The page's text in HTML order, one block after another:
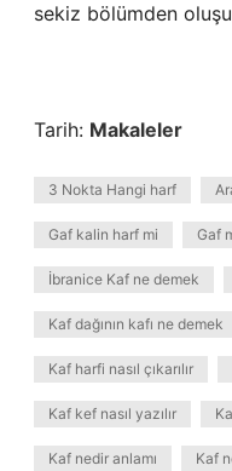
sekiz bölümden
Tarih: Makaleler
3 Nokta Hangi harf
Gaf kalin harf mi Gaf
İbranice Kaf ne demek
Kaf dağının kafı ne demek
Kaf harfi nasıl çıkarılır
Kaf kef nasıl yazılır
Kaf nedir anlamı Kaf